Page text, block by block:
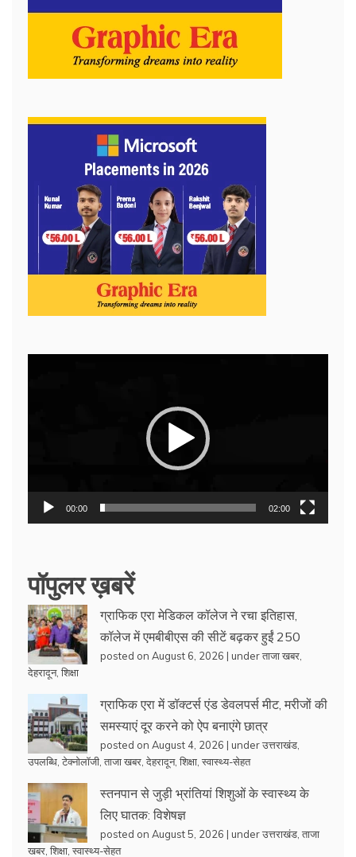
00:00 02:00
पॉपुलर ख़बरें
ग्राफिक एरा मेडिकल कॉलेज ने रचा इतिहास,
कॉलेज में एमबीबीएस की सीटें बढ़कर हुईं 250
posted on August 6, 2026 | underताजा खबर
देहरादून, शिक्षा
ग्राफिक एरा में डॉक्टर्स एंड डेवलपर्स मीट, मरीजों की
समस्याएं दूर करने को ऐप बनाएंगे छात्र
posted on August 4, 2026 | underउत्तराखंड
उपलब्धि टेक्नोलॉजी ताजा खबर देहरादून, शिक्षा स्वास्थ्य-सेहत
स्तनपान से जुड़ी भ्रांतियां शिशुओं के स्वास्थ्य के
लिए घातक: विशेषज्ञ
posted on August 5, 2026 | underउत्तराखंड ताजा
खबर शिक्षा स्वास्थ्य-सेहत